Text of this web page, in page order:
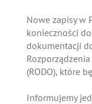
Nowe zapisy w
konieczności
dokumentacji
(RODO), które
Informujemy